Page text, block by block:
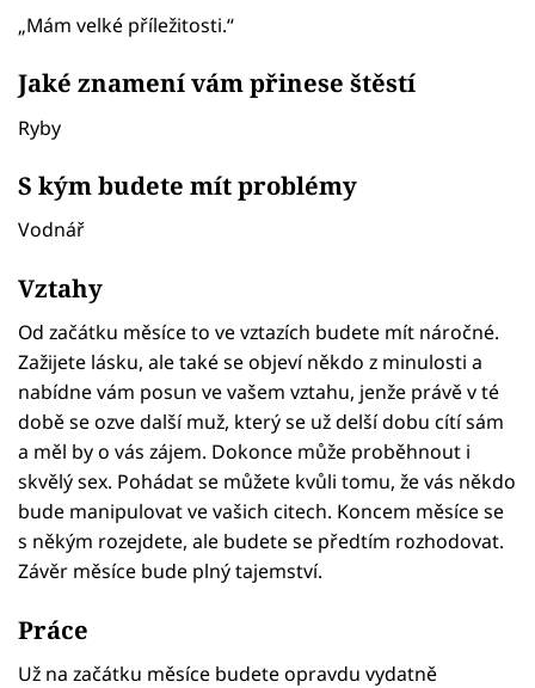
„Mám velké příležitosti.“
Jaké znamení vám přinese štěstí
Ryby
S kým budete mít problémy
Vodnář
Vztahy
Od začátku měsíce to ve vztazích budete mít náročné.
Zažijete lásku, ale také se objeví někdo z minulosti a
nabídne vám posun ve vašem vztahu, jenže právě v té
době se ozve další muž, který se už delší dobu cítí sám
a měl by o vás zájem. Dokonce může proběhnout i
skvělý sex. Pohádat se můžete kvůli tomu, že vás někdo
bude manipulovat ve vašich citech. Koncem měsíce se
s někým rozejdete, ale budete se předtím rozhodovat.
Závěr měsíce bude plný tajemství.
Práce
Už na začátku měsíce budete opravdu vydatně